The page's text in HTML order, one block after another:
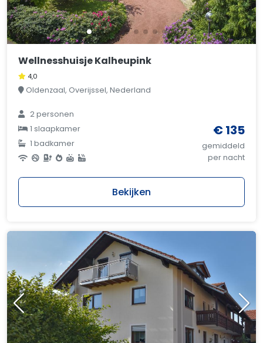
Wellnesshuisje Kalheupink
4,0
Oldenzaal, Overijssel, Nederland
2 personen
1 slaapkamer
1 badkamer
€ 135
gemiddeld
per nacht
Bekijken